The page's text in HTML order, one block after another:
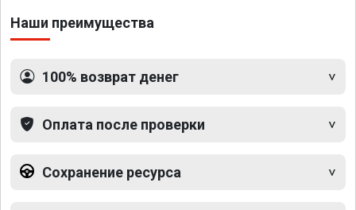
Наши преимущества
100% возврат денег
Оплата после проверки
Сохранение ресурса